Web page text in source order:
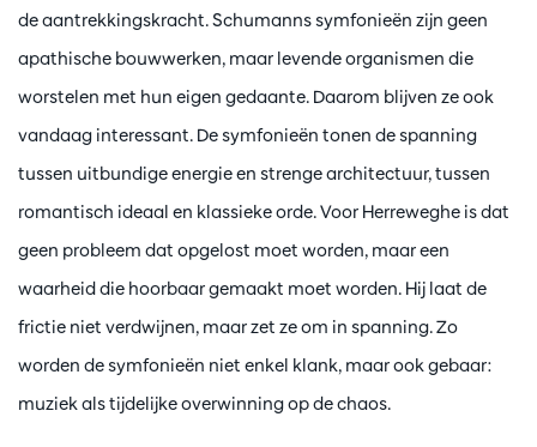
de aantrekkingskracht. Schumanns symfonieën zijn geen
apathische bouwwerken, maar levende organismen die
worstelen met hun eigen gedaante. Daarom blijven ze ook
vandaag interessant. De symfonieën tonen de spanning
tussen uitbundige energie en strenge architectuur, tussen
romantisch ideaal en klassieke orde. Voor Herreweghe is dat
geen probleem dat opgelost moet worden, maar een
waarheid die hoorbaar gemaakt moet worden. Hij laat de
frictie niet verdwijnen, maar zet ze om in spanning. Zo
worden de symfonieën niet enkel klank, maar ook gebaar:
muziek als tijdelijke overwinning op de chaos.